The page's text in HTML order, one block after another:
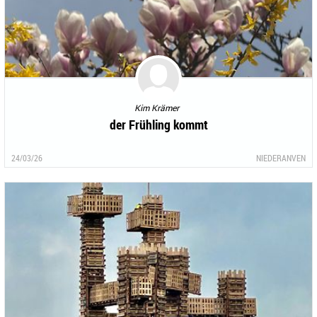
Kim Krämer
der Frühling kommt
24/03/26 NIEDERANVEN